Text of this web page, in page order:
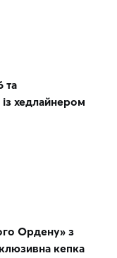
та
хедлайнером
Ордену» з
кепка